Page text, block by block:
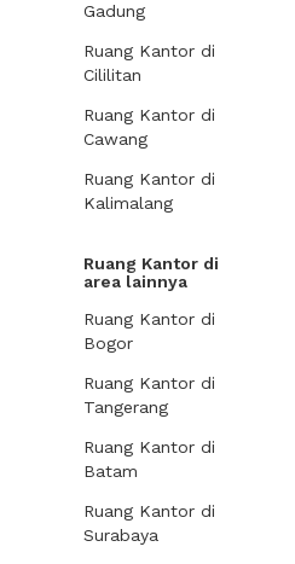
Gadung
Ruang Kantor di
Cililitan
Ruang Kantor di
Cawang
Ruang Kantor di
Kalimalang
Ruang Kantor di
area lainnya
Ruang Kantor di
Bogor
Ruang Kantor di
Tangerang
Ruang Kantor di
Batam
Ruang Kantor di
Surabaya